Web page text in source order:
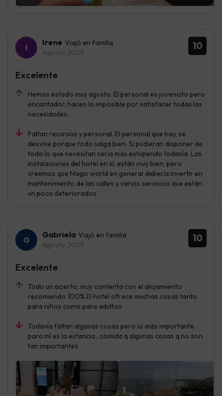
10
Irene Viajó en familia
Agosto 2025
Hemos estado muy agusto. El personal es jovencito pero
encantador, hacen lo imposible por satisfacer todas las
necesidades.
Faltan recursos y personal. El personal que hay, se
desvive porque todo salga bien. Si pudieran disponer de
todo lo que necesitan seria mas estupendo todavía. Las
instalaciones del hotel en sí, están muy bien, pero
creemos que Magic world en general debería invertir en
mantenimiento de las calles y varios servicios que están
un poco deteriorados.
Excelente
10
Gabriela Viajó en familia
Agosto 2025
Todo un acierto, muy contenta con el alojamiento
recomiendo 100% El hotel ofrece muchas cosas tanto
para niños como para adultos
Todavía faltan algunas cosas pero lo más importante
para mí es la estancia , comida q algunas cosas q no son
tan importantes
Excelente